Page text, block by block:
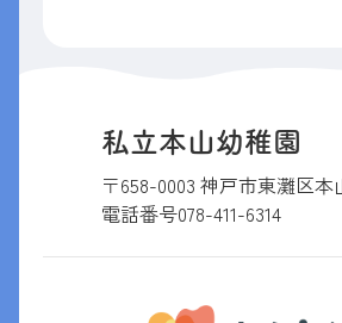
私立本山幼稚園
〒658-0003 神戸市東灘区本
電話番号078-411-6314